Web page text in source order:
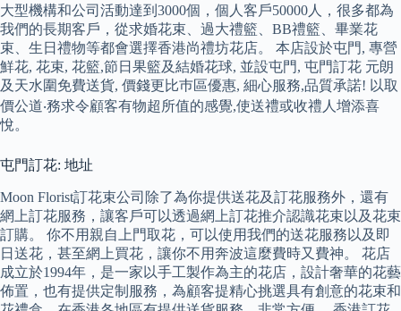
大型機構和公司活動達到3000個，個人客戶50000人，很多都為
我們的長期客戶，從求婚花束、過大禮籃、BB禮籃、畢業花
束、生日禮物等都會選擇香港尚禮坊花店。 本店設於屯門, 專營
鮮花, 花束, 花籃,節日果籃及結婚花球, 並設屯門, 屯門訂花 元朗
及天水圍免費送貨, 價錢更比巿區優惠, 細心服務,品質承諾! 以取
價公道‧務求令顧客有物超所值的感覺,使送禮或收禮人增添喜
悅。
屯門訂花: 地址
Moon Florist訂花束公司除了為你提供送花及訂花服務外，還有
網上訂花服務，讓客戶可以透過網上訂花推介認識花束以及花束
訂購。 你不用親自上門取花，可以使用我們的送花服務以及即
日送花，甚至網上買花，讓你不用奔波這麼費時又費神。 花店
成立於1994年，是一家以手工製作為主的花店，設計奢華的花藝
佈置，也有提供定制服務，為顧客提精心挑選具有創意的花束和